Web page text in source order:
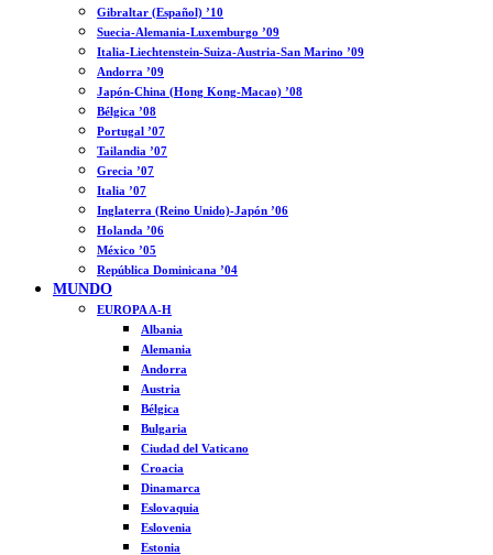
Gibraltar (Español) ’10
Suecia-Alemania-Luxemburgo ’09
Italia-Liechtenstein-Suiza-Austria-San Marino ’09
Andorra ’09
Japón-China (Hong Kong-Macao) ’08
Bélgica ’08
Portugal ’07
Tailandia ’07
Grecia ’07
Italia ’07
Inglaterra (Reino Unido)-Japón ’06
Holanda ’06
México ’05
República Dominicana ’04
MUNDO
EUROPA A-H
Albania
Alemania
Andorra
Austria
Bélgica
Bulgaria
Ciudad del Vaticano
Croacia
Dinamarca
Eslovaquia
Eslovenia
Estonia